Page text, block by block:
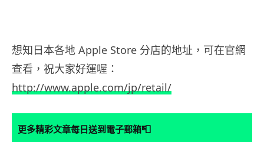
想知日本各地 Apple Store 分店的地址，可在官網
查看，祝大家好運喔：
http://www.apple.com/jp/retail/
更多精彩文章每日送到電子郵箱📮